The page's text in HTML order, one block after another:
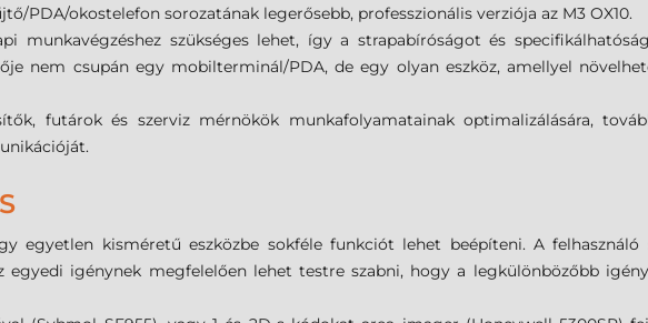
PDA/okostelefon sorozatának legerősebb, professzionális verziója az M3 OX10.
munkavégzéshez szükséges lehet, így a strapabíróságot és
nem csupán egy mobilterminál/PDA, de egy olyan eszköz, amellyel
futárok és szerviz mérnökök munkafolyamatainak optimalizálására,
egyetlen kisméretű eszközbe sokféle funkciót lehet beépíteni. A felhasználó
igénynek megfelelően lehet testre szabni, hogy a legkülönbözőbb